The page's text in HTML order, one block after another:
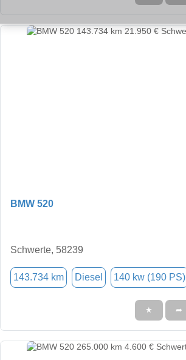
BMW 520
Schwerte, 58239
143.734 km Diesel 140 kw (190 PS)
★ ➦